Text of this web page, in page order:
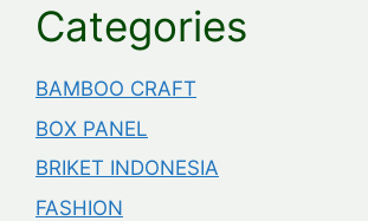
Categories
BAMBOO CRAFT
BOX PANEL
BRIKET INDONESIA
FASHION